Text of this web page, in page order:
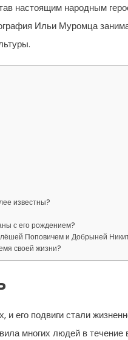
настоящим народным
Ильи Муромца
известны?
с его рождением?
Поповичем и Добрыней
своей жизни?
его подвиги стали
многих людей в